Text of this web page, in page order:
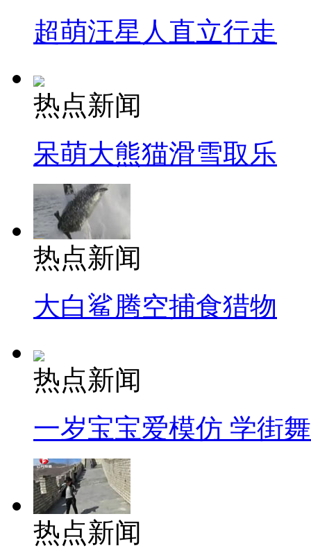
超萌汪星人直立行走
热点新闻
呆萌大熊猫滑雪取乐
热点新闻
大白鲨腾空捕食猎物
热点新闻
一岁宝宝爱模仿 学街
热点新闻